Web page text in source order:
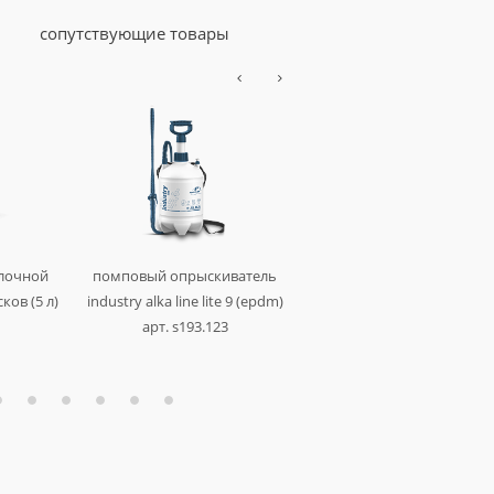
сопутствующие товары
(5 л)
помповый опрыскиватель
industry alka line lite 9 (epdm)
арт. s193.123